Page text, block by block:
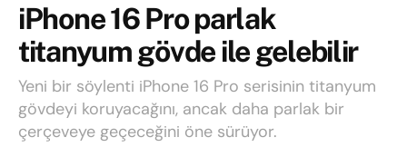
iPhone 16 Pro parlak
titanyum gövde ile gelebilir
Yeni bir söylenti iPhone 16 Pro serisinin titanyum
gövdeyi koruyacağını, ancak daha parlak bir
çerçeveye geçeceğini öne sürüyor.